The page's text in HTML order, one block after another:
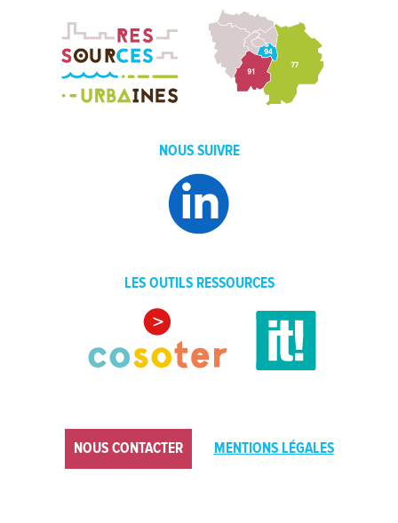
NOUS SUIVRE
LES OUTILS RESSOURCES
NOUS CONTACTER MENTIONS LÉGALES